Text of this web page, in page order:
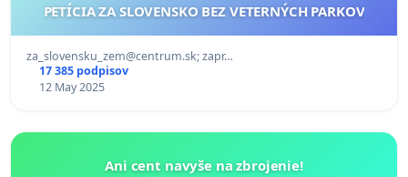
PETÍCIA ZA SLOVENSKO BEZ VETERNÝCH PARKOV
za_slovensku_zem@centrum.sk; zapr…
17 385 podpisov
12 May 2025
Ani cent navyše na zbrojenie!